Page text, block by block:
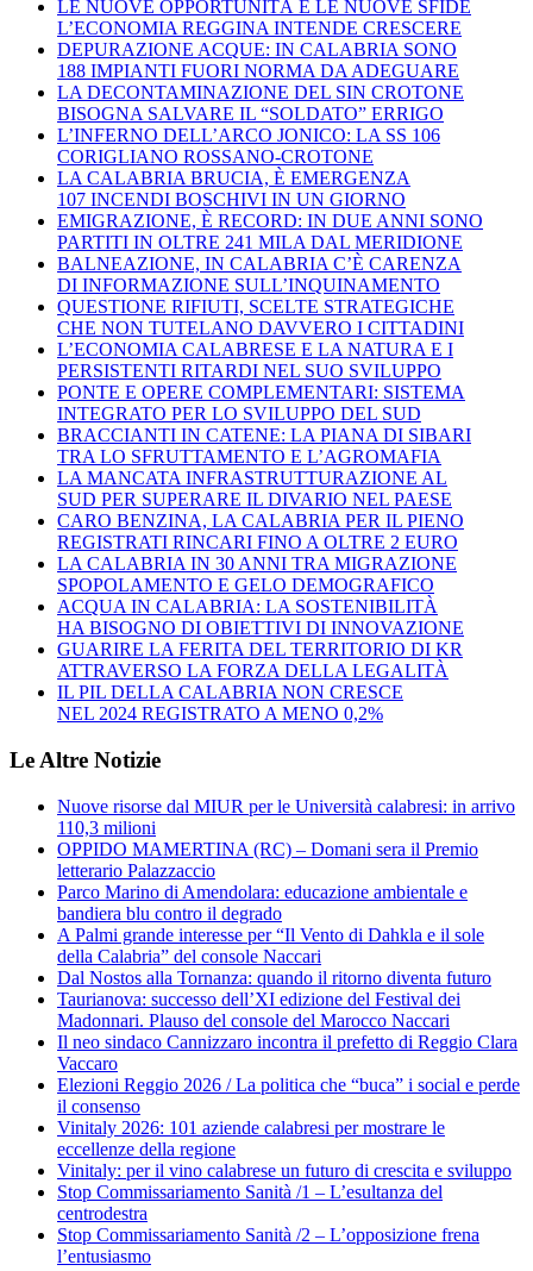
LE NUOVE OPPORTUNITÀ E LE NUOVE SFIDE
L’ECONOMIA REGGINA INTENDE CRESCERE
DEPURAZIONE ACQUE: IN CALABRIA SONO
188 IMPIANTI FUORI NORMA DA ADEGUARE
LA DECONTAMINAZIONE DEL SIN CROTONE
BISOGNA SALVARE IL “SOLDATO” ERRIGO
L’INFERNO DELL’ARCO JONICO: LA SS 106
CORIGLIANO ROSSANO-CROTONE
LA CALABRIA BRUCIA, È EMERGENZA
107 INCENDI BOSCHIVI IN UN GIORNO
EMIGRAZIONE, È RECORD: IN DUE ANNI SONO
PARTITI IN OLTRE 241 MILA DAL MERIDIONE
BALNEAZIONE, IN CALABRIA C’È CARENZA
DI INFORMAZIONE SULL’INQUINAMENTO
QUESTIONE RIFIUTI, SCELTE STRATEGICHE
CHE NON TUTELANO DAVVERO I CITTADINI
L’ECONOMIA CALABRESE E LA NATURA E I
PERSISTENTI RITARDI NEL SUO SVILUPPO
PONTE E OPERE COMPLEMENTARI: SISTEMA
INTEGRATO PER LO SVILUPPO DEL SUD
BRACCIANTI IN CATENE: LA PIANA DI SIBARI
TRA LO SFRUTTAMENTO E L’AGROMAFIA
LA MANCATA INFRASTRUTTURAZIONE AL
SUD PER SUPERARE IL DIVARIO NEL PAESE
CARO BENZINA, LA CALABRIA PER IL PIENO
REGISTRATI RINCARI FINO A OLTRE 2 EURO
LA CALABRIA IN 30 ANNI TRA MIGRAZIONE
SPOPOLAMENTO E GELO DEMOGRAFICO
ACQUA IN CALABRIA: LA SOSTENIBILITÀ
HA BISOGNO DI OBIETTIVI DI INNOVAZIONE
GUARIRE LA FERITA DEL TERRITORIO DI KR
ATTRAVERSO LA FORZA DELLA LEGALITÀ
IL PIL DELLA CALABRIA NON CRESCE
NEL 2024 REGISTRATO A MENO 0,2%
Le Altre Notizie
Nuove risorse dal MIUR per le Università calabresi: in arrivo
110,3 milioni
OPPIDO MAMERTINA (RC) – Domani sera il Premio
letterario Palazzaccio
Parco Marino di Amendolara: educazione ambientale e
bandiera blu contro il degrado
A Palmi grande interesse per “Il Vento di Dahkla e il sole
della Calabria” del console Naccari
Dal Nostos alla Tornanza: quando il ritorno diventa futuro
Taurianova: successo dell’XI edizione del Festival dei
Madonnari. Plauso del console del Marocco Naccari
Il neo sindaco Cannizzaro incontra il prefetto di Reggio Clara
Vaccaro
Elezioni Reggio 2026 / La politica che “buca” i social e perde
il consenso
Vinitaly 2026: 101 aziende calabresi per mostrare le
eccellenze della regione
Vinitaly: per il vino calabrese un futuro di crescita e sviluppo
Stop Commissariamento Sanità /1 – L’esultanza del
centrodestra
Stop Commissariamento Sanità /2 – L’opposizione frena
l’entusiasmo